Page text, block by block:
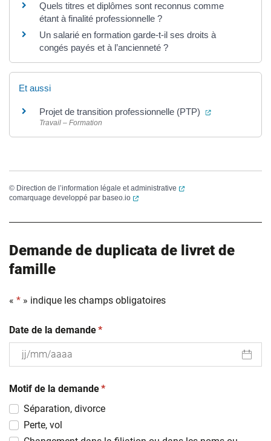
Quels titres et diplômes sont reconnus comme
étant à finalité professionnelle ?
Un salarié en formation garde-t-il ses droits à
congés payés et à l’ancienneté ?
Et aussi
Projet de transition professionnelle (PTP) (ouverture
Travail – Formation
© Direction de l’information légale et administrative
(ouverture dans un
comarquage developpé par baseo.io (ouverture dans un nouvel onglet)
Demande de duplicata de livret de
famille
« * » indique les champs obligatoires
Date de la demande(obligatoire)
*
slash
MM
slash
AAAA
Motif de la demande(obligatoire)
*
Séparation, divorce
Perte, vol